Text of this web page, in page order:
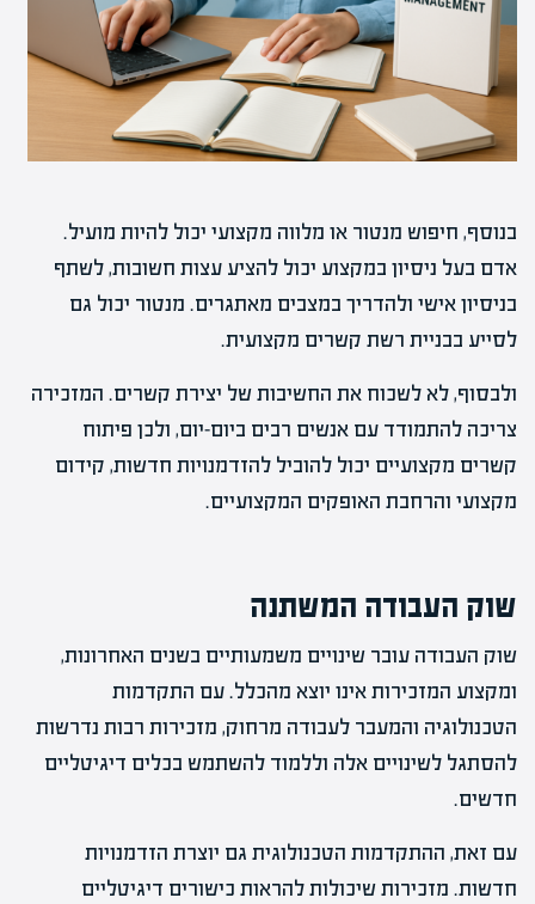
בנוסף, חיפוש מנטור או מלווה מקצועי יכול להיות מועיל.
אדם בעל ניסיון במקצוע יכול להציע עצות חשובות, לשתף
בניסיון אישי ולהדריך במצבים מאתגרים. מנטור יכול גם
לסייע בבניית רשת קשרים מקצועית.
ולבסוף, לא לשכוח את החשיבות של יצירת קשרים. המזכירה
צריכה להתמודד עם אנשים רבים ביום-יום, ולכן פיתוח
קשרים מקצועיים יכול להוביל להזדמנויות חדשות, קידום
מקצועי והרחבת האופקים המקצועיים.
שוק העבודה המשתנה
שוק העבודה עובר שינויים משמעותיים בשנים האחרונות,
ומקצוע המזכירות אינו יוצא מהכלל. עם התקדמות
הטכנולוגיה והמעבר לעבודה מרחוק, מזכירות רבות נדרשות
להסתגל לשינויים אלה וללמוד להשתמש בכלים דיגיטליים
חדשים.
עם זאת, ההתקדמות הטכנולוגית גם יוצרת הזדמנויות
חדשות. מזכירות שיכולות להראות כישורים דיגיטליים